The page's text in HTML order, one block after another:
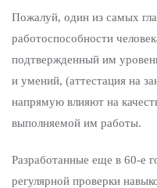
Пожалуй, один из самых
работоспособности
подтвержденный им
и умений, (аттестация на
напрямую влияют на
выполняемой им работы.
Разработанные еще в 60-е
регулярной проверки